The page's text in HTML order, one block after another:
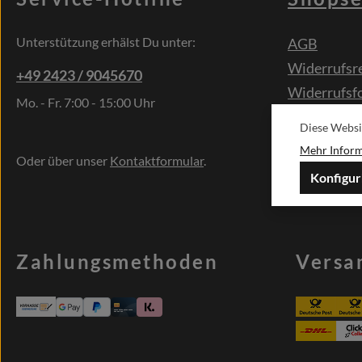
Unterstützung erhälst Du unter:
+49 2423 / 9045670
Mo. - Fr. 7:00 - 15:00 Uhr
Oder über unser Kontaktformular.
AGB
Zahlungsmethoden
Diese
Mehr